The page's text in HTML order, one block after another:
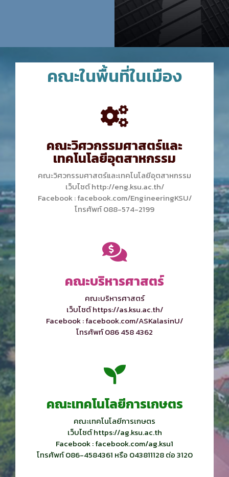
คณะในพื้นที่ในเมือง
คณะวิศวกรรมศาสตร์และ
เทคโนโลยีอุตสาหกรรม
คณะวิศวกรรมศาสตร์และเทคโนโลยีอุตสาหกรรม
เว็บไซต์ http://eng.ksu.ac.th/
Facebook : facebook.com/EngineeringKSU/
โทรศัพท์ 088-574-2199
คณะบริหารศาสตร์
คณะบริหารศาสตร์
เว็บไซต์ https://as.ksu.ac.th/
Facebook : facebook.com/ASKalasinU/
โทรศัพท์ 086 458 4362
คณะเทคโนโลยีการเกษตร
คณะเทคโนโลยีการเกษตร
เว็บไซต์ https://ag.ksu.ac.th
Facebook : facebook.com/ag.ksu1
โทรศัพท์ 086-4584361 หรือ 043811128 ต่อ 3120